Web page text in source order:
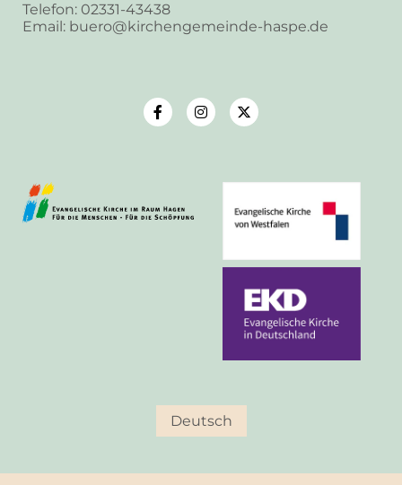
Telefon: 02331-43438
Email: buero@kirchengemeinde-haspe.de
Deutsch